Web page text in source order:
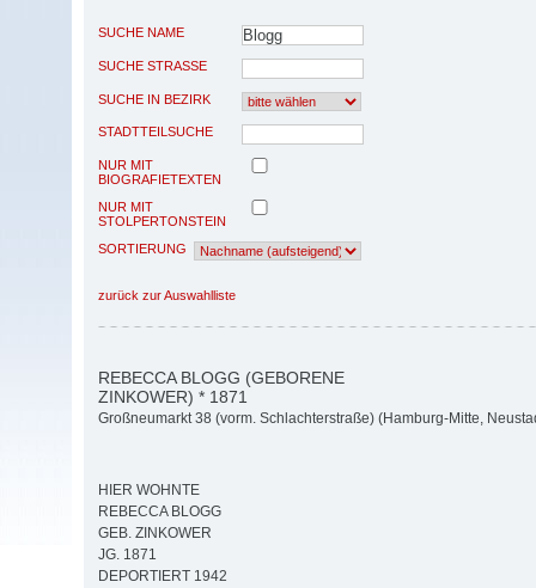
SUCHE NAME
SUCHE STRASSE
SUCHE IN BEZIRK
STADTTEILSUCHE
NUR MIT
BIOGRAFIETEXTEN
NUR MIT
STOLPERTONSTEIN
SORTIERUNG
zurück zur Auswahlliste
REBECCA BLOGG (GEBORENE
ZINKOWER) * 1871
Großneumarkt 38 (vorm. Schlachterstraße) (Hamburg-Mitte,
HIER WOHNTE
REBECCA BLOGG
GEB. ZINKOWER
JG. 1871
DEPORTIERT 1942